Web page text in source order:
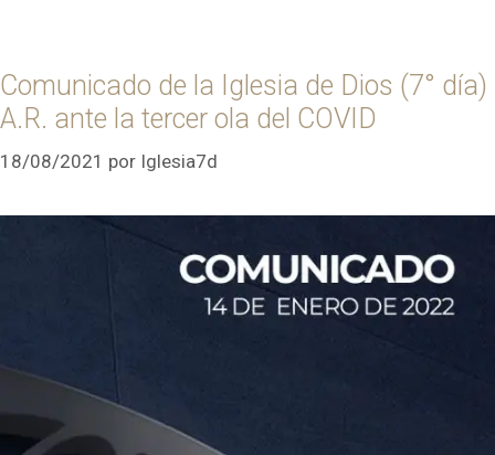
Comunicado de la Iglesia de Dios (7° día)
A.R. ante la tercer ola del COVID
18/08/2021 por Iglesia7d